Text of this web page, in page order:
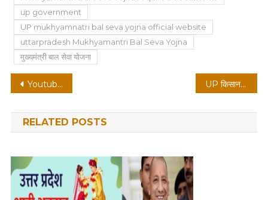
up government
UP mukhyamnatri bal seva yojna official website
uttarpradesh Mukhyamantri Bal Seva Yojna
मुख्यमंत्री बाल सेवा योजना
Post
navigation
Youtube shorts video upload करने का सबसे सही समय UP किसान कर्ज राहत योजना list 2022 जारी
RELATED POSTS